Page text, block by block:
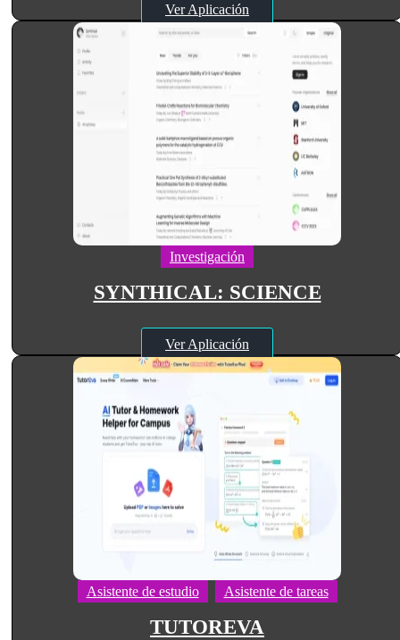
Ver Aplicación
Investigación
SYNTHICAL: SCIENCE
Ver Aplicación
Asistente de estudio Asistente de tareas
TUTOREVA